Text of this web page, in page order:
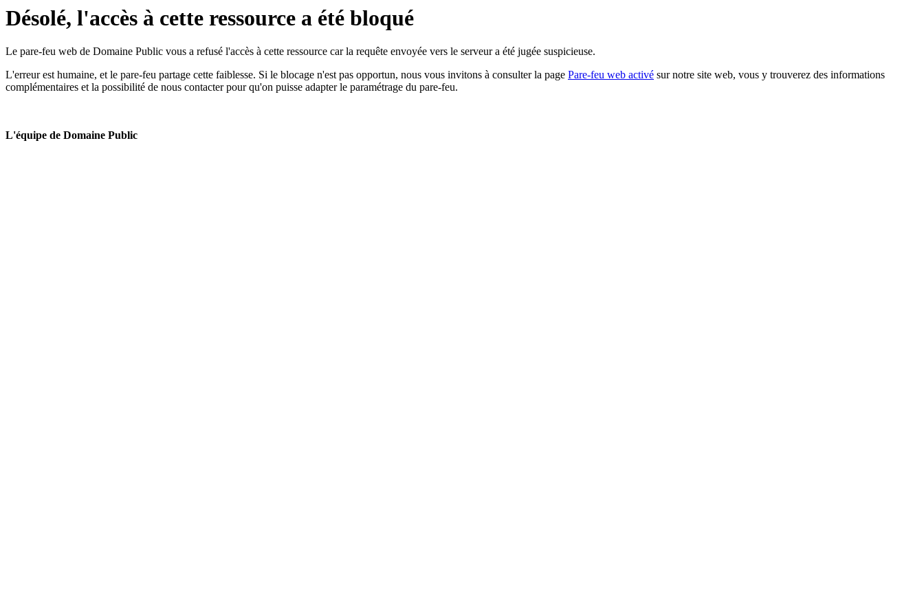
Désolé, l'accès à cette ressource a été bloqué
Le pare-feu web de Domaine Public vous a refusé l'accès à cette ressource car la requête envoyée vers le serveur a été jugée suspicieuse.
L'erreur est humaine, et le pare-feu partage cette faiblesse. Si le blocage n'est pas opportun, nous vous invitons à consulter la page Pare-feu web activé sur notre site web, vous y trouverez des informations
complémentaires et la possibilité de nous contacter pour qu'on puisse adapter le paramétrage du pare-feu.
L'équipe de Domaine Public